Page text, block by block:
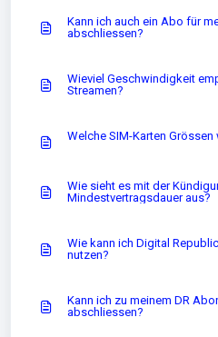
Kann ich auch ein Abo für
abschliessen?
Wieviel Geschwindigkeit
Streamen?
Welche SIM-Karten
Wie sieht es mit der
Mindestvertragsdauer aus?
Wie kann ich Digital
nutzen?
Kann ich zu meinem DR
abschliessen?